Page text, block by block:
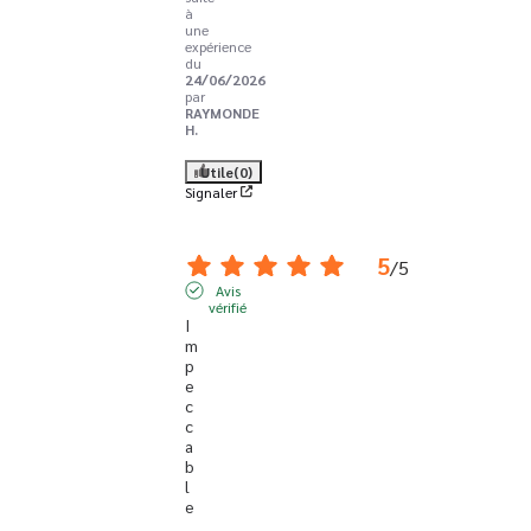
à
une
expérience
du
24/06/2026
par
RAYMONDE
H.
Utile(0)
Signaler
5/5
Avis
vérifié
I
m
p
e
c
c
a
b
l
e